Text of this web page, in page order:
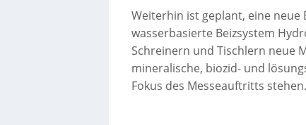
Weiterhin ist geplant, eine neue
wasserbasierte Beizsystem
Schreinern und Tischlern neue
mineralische, biozid- und
Fokus des Messeauftritts stehen.